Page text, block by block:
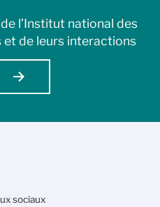
l’Institut national des
de leurs interactions
sociaux